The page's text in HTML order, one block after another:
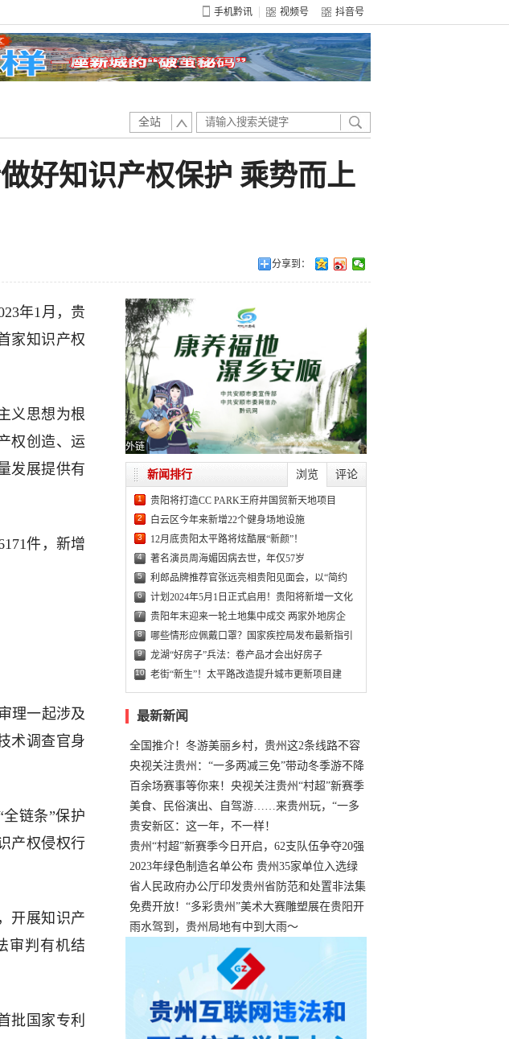
手机黔讯 视频号 抖音号
全站
好知识产权保护 乘势而上
分享到：
年1月，贵
家知识产权
义思想为根
权创造、运
发展提供有
件，新增
理一起涉及
术调查官身
链条”保护
产权侵权行
开展知识产
审判有机结
批国家专利
外链
浏览 评论
新闻排行
1 贵阳将打造CC PARK王府井国贸新天地项目
2 白云区今年来新增22个健身场地设施
3 12月底贵阳太平路将炫酷展“新颜”！
4 著名演员周海媚因病去世，年仅57岁
5 利郎品牌推荐官张远亮相贵阳见面会，以“简约
6 计划2024年5月1日正式启用！贵阳将新增一文化
7 贵阳年末迎来一轮土地集中成交 两家外地房企
8 哪些情形应佩戴口罩？国家疾控局发布最新指引
9 龙湖“好房子”兵法：卷产品才会出好房子
10 老街“新生”！太平路改造提升城市更新项目建
最新新闻
全国推介！冬游美丽乡村，贵州这2条线路不容
错过
央视关注贵州：“一多两减三免”带动冬季游不降
温
百余场赛事等你来！央视关注贵州“村超”新赛季
正式“打响”
美食、民俗演出、自驾游……来贵州玩，“一多
两减三免”！
贵安新区：这一年，不一样！
贵州“村超”新赛季今日开启，62支队伍争夺20强
名额
2023年绿色制造名单公布 贵州35家单位入选绿
色工厂
省人民政府办公厅印发贵州省防范和处置非法集
资工作实施细则
免费开放！“多彩贵州”美术大赛雕塑展在贵阳开
展，持续至1月19日
雨水驾到，贵州局地有中到大雨～